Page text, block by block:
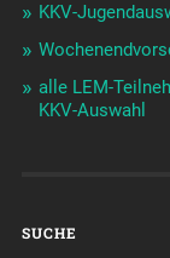
KKV-
alle LEM-
KKV-Auswahl
SUCHE